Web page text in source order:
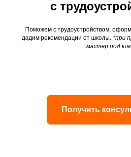
с
Поможем с трудоустройством,
дадим рекомендации от школы. *при
“мастер под
Получить